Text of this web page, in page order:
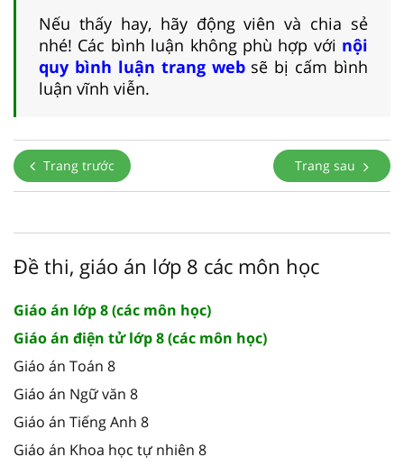
Nếu thấy hay, hãy động viên và chia sẻ
nhé! Các bình luận không phù hợp với nội
quy bình luận trang websẽ bị cấm bình
luận vĩnh viễn.
Trang trước Trang sau
Đề thi, giáo án lớp 8 các môn học
Giáo án lớp 8 (các môn học)
Giáo án điện tử lớp 8 (các môn học)
Giáo án Toán 8
Giáo án Ngữ văn 8
Giáo án Tiếng Anh 8
Giáo án Khoa học tự nhiên 8